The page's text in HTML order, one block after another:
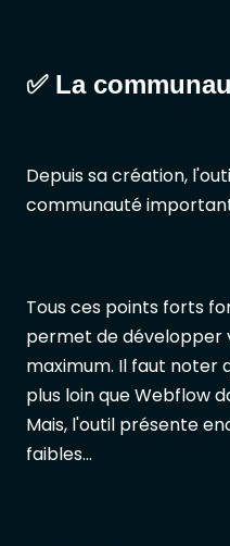
✅ La
Depuis sa création,
communauté
Tous ces points forts
permet de développer
maximum. Il faut noter
plus loin que Webflow
Mais, l'outil présente
faibles…